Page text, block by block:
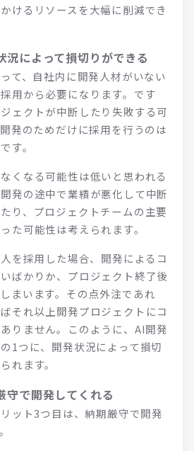
けるリソースを大幅に削減でき
況によって損切りができる
て、自社内に開発人材がいない
用から必要になります。です
ェクトが中断したり失敗する可
発のためだけに採用を行うのは
す。
くなる可能性は低いと思われる
発の途中で業績が悪化して中断
り、プロジェクトチームの主要
た可能性は考えられます。
を採用した場合、開発によるコ
ばかりか、プロジェクト終了後
まいます。その点外注であれ
それ以上開発プロジェクトにコ
りません。このように、AI開発
1つに、開発状況によって損切
れます。
守で開発してくれる
ット3つ目は、納期厳守で開発